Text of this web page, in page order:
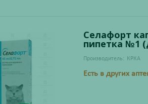
Селафорт
пипетка №1
Производитель: КРКА
Есть в других